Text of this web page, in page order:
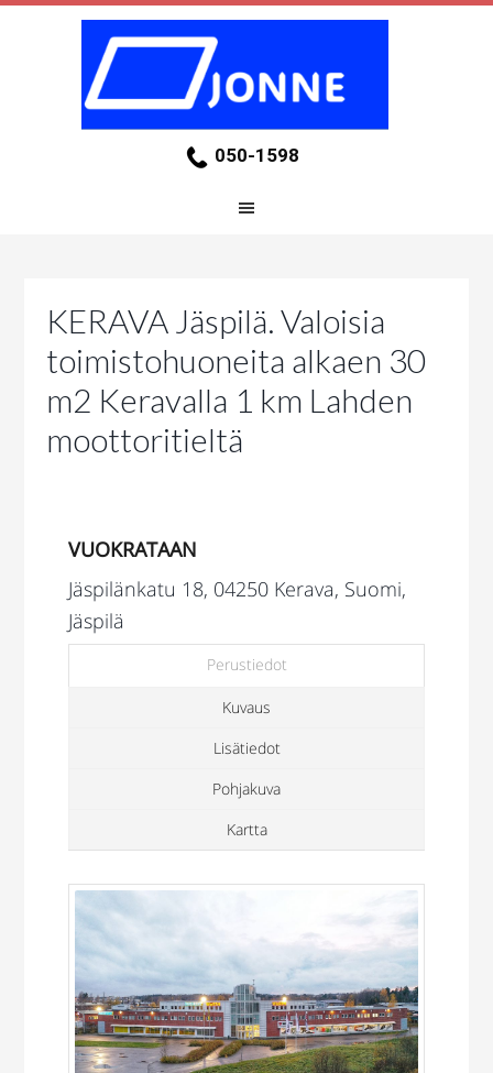
050-1598
KERAVA Jäspilä. Valoisia
toimistohuoneita alkaen 30
m2 Keravalla 1 km Lahden
moottoritieltä
VUOKRATAAN
Jäspilänkatu 18, 04250 Kerava, Suomi,
Jäspilä
Perustiedot
Kuvaus
Lisätiedot
Pohjakuva
Kartta